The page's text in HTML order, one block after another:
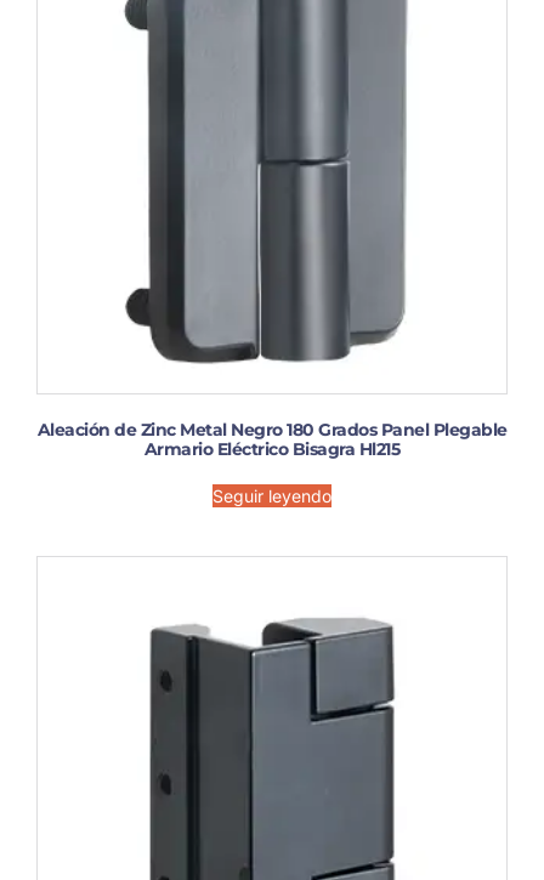
Aleación de Zinc Metal Negro 180 Grados Panel Plegable
Armario Eléctrico Bisagra Hl215
Seguir leyendo